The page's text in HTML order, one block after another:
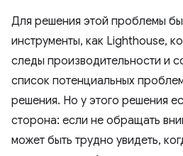
Для решения этой проблемы
инструменты, как Lighthouse,
следы производительности и
список потенциальных
решения. Но у этого решения
сторона: если не обращать
может быть трудно увидеть,